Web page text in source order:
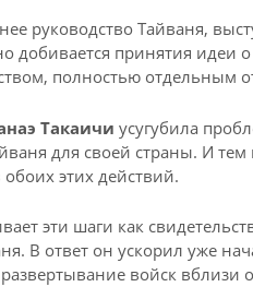
руководство Тайваня,
добивается принятия идеи
полностью отдельным
Такаичи усугубила
для своей страны. И
этих действий.
эти шаги как
В ответ он ускорил уже
войск вблизи